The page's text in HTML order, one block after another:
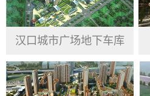
破、力求绩效
受客户反馈意
业精神。将产
做到工匠精神
汉口城市广场地下车库